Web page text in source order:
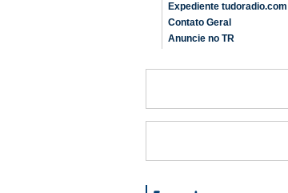
Expediente tudoradio.com
Contato Geral
Anuncie no TR